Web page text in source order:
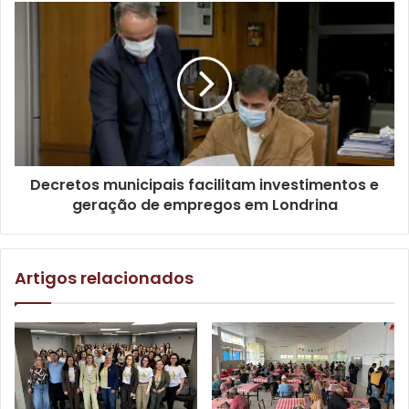
O secretário municipal de Planejamento, Orçamento e
comunidade da zona rural e a Prefeitura. “Por morarem
nos locais e conhecerem de perto as necessidades, eles
farão a interlocução entre os distritos e patrimônios com a
Prefeitura e administração pública. E já estão trabalhando,
há muito a ser feito. Hoje teremos a primeira reunião do
Decretos municipais facilitam investimentos e
geração de empregos em Londrina
Artigos relacionados